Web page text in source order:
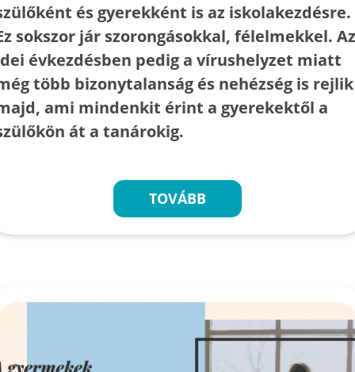
és gyerekként is az iskolakezdésre.
sokszor jár szorongásokkal, félelmekkel. Az
évkezdésben pedig a vírushelyzet miatt
több bizonytalanság és nehézség is rejlik
ami mindenkit érint a gyerekektől a
át a tanárokig.
TOVÁBB